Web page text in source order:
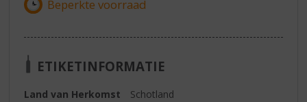
ETIKETINFORMATIE
Land van Herkomst
Schotland